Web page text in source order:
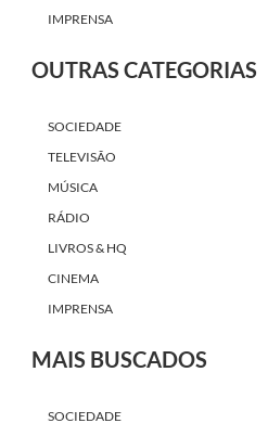
IMPRENSA
OUTRAS CATEGORIAS
SOCIEDADE
TELEVISÃO
MÚSICA
RÁDIO
LIVROS & HQ
CINEMA
IMPRENSA
MAIS BUSCADOS
SOCIEDADE